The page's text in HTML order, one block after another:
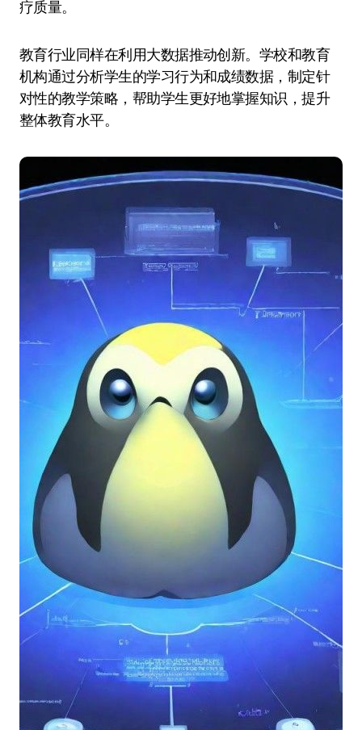
疗质量。
教育行业同样在利用大数据推动创新。学校和教育
机构通过分析学生的学习行为和成绩数据，制定针
对性的教学策略，帮助学生更好地掌握知识，提升
整体教育水平。